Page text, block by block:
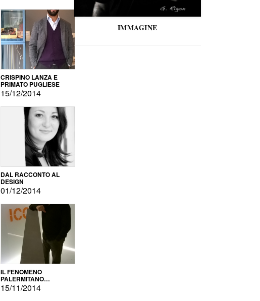
CRISPINO LANZA E
PRIMATO PUGLIESE
15/12/2014
DAL RACCONTO AL
DESIGN
01/12/2014
IL FENOMENO
PALERMITANO
DELL'AUTOPRODUZIONE
15/11/2014
IMMAGINE